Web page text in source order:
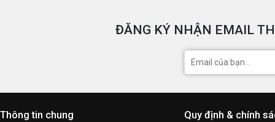
ĐĂNG KÝ NHẬN EMAIL
Thông tin chung Quy định & chính